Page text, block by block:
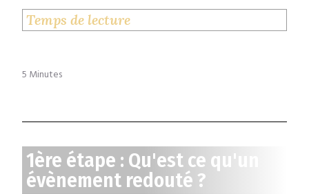
Temps de lecture
5 Minutes
1ère étape : Qu'est ce qu'un
évènement redouté ?